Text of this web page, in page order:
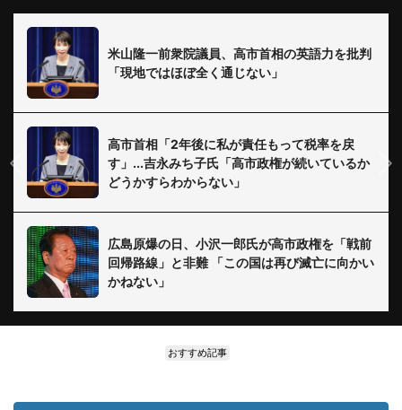
米山隆一前衆院議員、高市首相の英語力を批判
「現地ではほぼ全く通じない」
高市首相「2年後に私が責任もって税率を戻
す」...吉永みち子氏「高市政権が続いているか
どうかすらわからない」
広島原爆の日、小沢一郎氏が高市政権を「戦前
回帰路線」と非難 「この国は再び滅亡に向かい
かねない」
おすすめ記事